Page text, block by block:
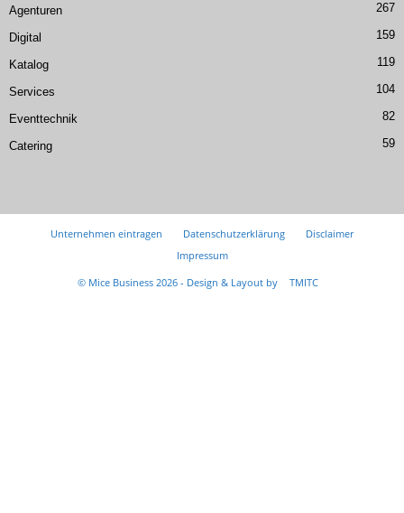
Agenturen 267
Digital 159
Katalog 119
Services 104
Eventtechnik 82
Catering 59
Unternehmen eintragen Datenschutzerklärung
Disclaimer
Impressum
© Mice Business 2026 - Design & Layout by
TMITC